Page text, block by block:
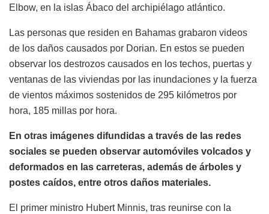
Elbow, en la islas Ábaco del archipiélago atlántico.
Las personas que residen en Bahamas grabaron videos
de los daños causados por Dorian. En estos se pueden
observar los destrozos causados en los techos, puertas y
ventanas de las viviendas por las inundaciones y la fuerza
de vientos máximos sostenidos de 295 kilómetros por
hora, 185 millas por hora.
En otras imágenes difundidas a través de las redes
sociales se pueden observar automóviles volcados y
deformados en las carreteras, además de árboles y
postes caídos, entre otros daños materiales.
El primer ministro Hubert Minnis, tras reunirse con la